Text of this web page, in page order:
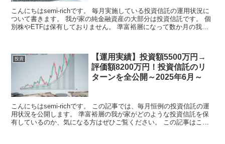
こんにちはsemi-richです。 毎月実施している投資信託の運用状況に
ついて書きます。 我が家の純金融資産の大部分は投資信託です。 個
別株やETFは保有しておりません。 準富裕層になって数か月の我が
投資
【運用実績】投資額5500万円→
評価額8200万円！投資信託のリ
ターンを全公開～2025年6月～
こんにちはsemi-richです。 この記事では、毎月恒例の投資信託の運
用状況を公開します。 準富裕層の我が家がどのような投資信託を保
有しているのか、気になる方はぜひご覧ください。 この記事はこん